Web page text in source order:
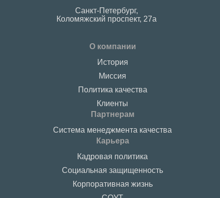
Санкт-Петербург,
Коломяжский проспект, 27a
О компании
История
Миссия
Политика качества
Клиенты
Партнерам
Система менеджмента качества
Карьера
Кадровая политика
Социальная защищенность
Корпоративная жизнь